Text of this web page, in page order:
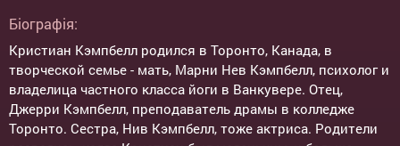
Біографія:
Кристиан Кэмпбелл родился в Торонто, Канада, в
творческой семье - мать, Марни Нев Кэмпбелл, психолог и
владелица частного класса йоги в Ванкувере. Отец,
Джерри Кэмпбелл, преподаватель драмы в колледже
Торонто. Сестра, Нив Кэмпбелл, тоже актриса. Родители